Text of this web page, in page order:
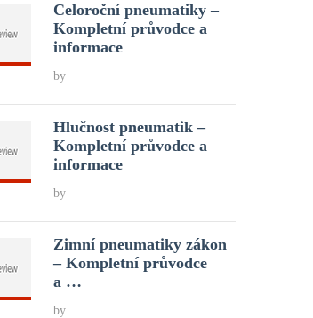
Celoroční pneumatiky –
Kompletní průvodce a
informace
by
Hlučnost pneumatik –
Kompletní průvodce a
informace
by
Zimní pneumatiky zákon
– Kompletní průvodce
a …
by